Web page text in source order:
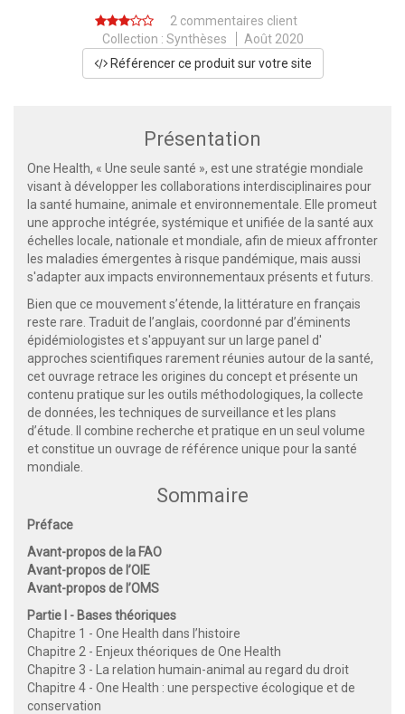
2 commentaires client
Collection : Synthèses
Août 2020
Référencer ce produit sur votre site
Présentation
One Health, « Une seule santé », est une stratégie mondiale
visant à développer les collaborations interdisciplinaires pour
la santé humaine, animale et environnementale. Elle promeut
une approche intégrée, systémique et unifiée de la santé aux
échelles locale, nationale et mondiale, afin de mieux affronter
les maladies émergentes à risque pandémique, mais aussi
s'adapter aux impacts environnementaux présents et futurs.
Bien que ce mouvement s’étende, la littérature en français
reste rare. Traduit de l’anglais, coordonné par d’éminents
épidémiologistes et s'appuyant sur un large panel d'
approches scientifiques rarement réunies autour de la santé,
cet ouvrage retrace les origines du concept et présente un
contenu pratique sur les outils méthodologiques, la collecte
de données, les techniques de surveillance et les plans
d’étude. Il combine recherche et pratique en un seul volume
et constitue un ouvrage de référence unique pour la santé
mondiale.
Sommaire
Préface
Avant-propos de la FAO
Avant-propos de l’OIE
Avant-propos de l’OMS
Partie I - Bases théoriques
Chapitre 1 - One Health dans l’histoire
Chapitre 2 - Enjeux théoriques de One Health
Chapitre 3 - La relation humain-animal au regard du droit
Chapitre 4 - One Health : une perspective écologique et de
conservation